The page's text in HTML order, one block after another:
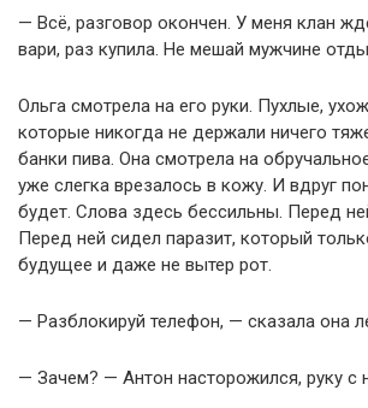
— Всё, разговор окончен. У меня клан
вари, раз купила. Не мешай мужчине
Ольга смотрела на его руки. Пухлые,
которые никогда не держали ничего
банки пива. Она смотрела на
уже слегка врезалось в кожу. И вдруг
будет. Слова здесь бессильны. Перед
Перед ней сидел паразит, который
будущее и даже не вытер рот.
— Разблокируй телефон, — сказала она
— Зачем? — Антон насторожился, руку с